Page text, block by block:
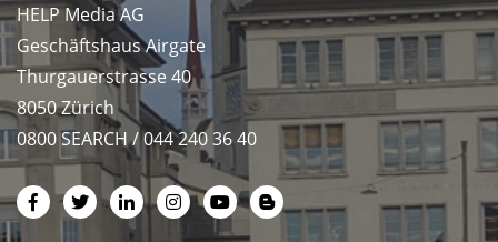
HELP Media AG
Geschäftshaus Airgate
Thurgauerstrasse 40
8050 Zürich
0800 SEARCH / 044 240 36 40